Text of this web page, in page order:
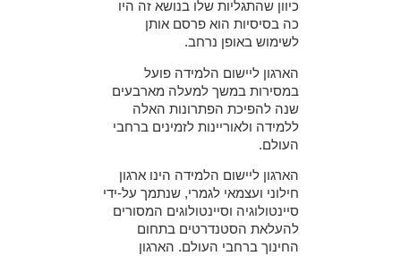
כיוון שהתגליות שלו בנושא זה היו
כה בסיסיות הוא פרסם אותן
לשימוש באופן נרחב.
הארגון ליישום הלמידה פועל
במסירות במשך למעלה מארבעים
שנה להפיכת הפתרונות האלה
ללמידה ולאוריינות לזמינים ברחבי
העולם.
הארגון ליישום הלמידה הינו ארגון
חילוני ועצמאי לגמרי, שנתמך על-ידי
סיינטולוגיה וסיינטולוגים המסורים
להעלאת הסטנדרטים בתחום
החינוך ברחבי העולם. הארגון